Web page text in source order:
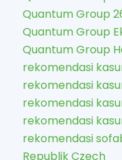
Quantum Group
Quantum Group
Quantum Group
rekomendasi
rekomendasi
rekomendasi
rekomendasi
rekomendasi
Republik Czech